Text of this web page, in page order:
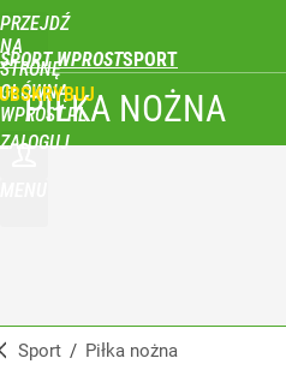
PRZEJDŹ
NA
STRONĘ
GŁÓWNĄ
WPROST.PL
SPORT WPROST
ZALOGUJ
PIŁKA NOŻNA
Sport / Piłka nożna